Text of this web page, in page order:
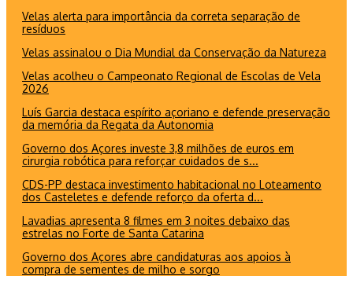
Velas alerta para importância da correta separação de
resíduos
Velas assinalou o Dia Mundial da Conservação da Natureza
Velas acolheu o Campeonato Regional de Escolas de Vela
2026
Luís Garcia destaca espírito açoriano e defende preservação
da memória da Regata da Autonomia
Governo dos Açores investe 3,8 milhões de euros em
cirurgia robótica para reforçar cuidados de s...
CDS-PP destaca investimento habitacional no Loteamento
dos Casteletes e defende reforço da oferta d...
Lavadias apresenta 8 filmes em 3 noites debaixo das
estrelas no Forte de Santa Catarina
Governo dos Açores abre candidaturas aos apoios à
compra de sementes de milho e sorgo